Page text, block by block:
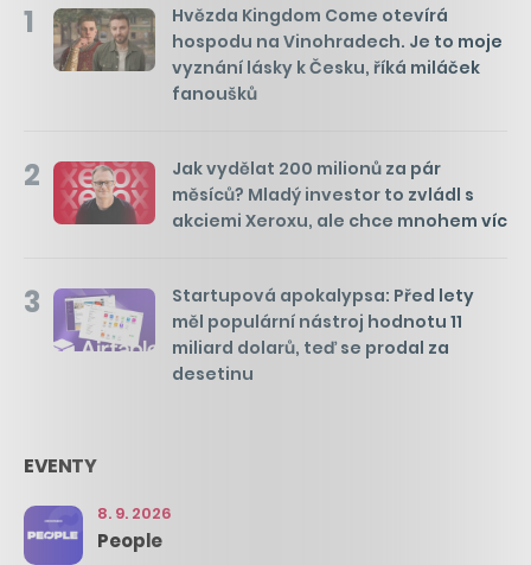
1
Hvězda Kingdom Come otevírá
hospodu na Vinohradech. Je to moje
vyznání lásky k Česku, říká miláček
fanoušků
2
Jak vydělat 200 milionů za pár
měsíců? Mladý investor to zvládl s
akciemi Xeroxu, ale chce mnohem víc
3
Startupová apokalypsa: Před lety
měl populární nástroj hodnotu 11
miliard dolarů, teď se prodal za
desetinu
EVENTY
8. 9. 2026
People